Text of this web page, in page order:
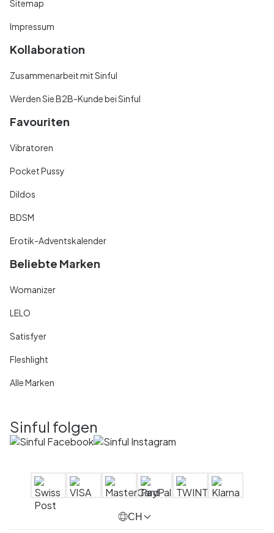
Sitemap
Impressum
Kollaboration
Zusammenarbeit mit Sinful
Werden Sie B2B-Kunde bei Sinful
Favouriten
Vibratoren
Pocket Pussy
Dildos
BDSM
Erotik-Adventskalender
Beliebte Marken
Womanizer
LELO
Satisfyer
Fleshlight
Alle Marken
Sinful folgen
CH